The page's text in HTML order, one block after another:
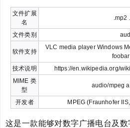
文件扩展
名
.mp2
文件类别
软件支持
VLC media player Windows
技术说明
https://en.wikipedia.org/
MIME 类
型
audio/mpeg
开发者 MPEG (Fraunhofer
这是一款能够对数字广播电台及